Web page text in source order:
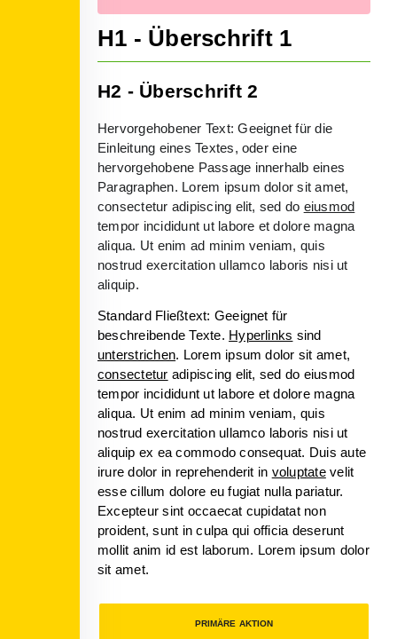
H1 - Überschrift 1
H2 - Überschrift 2
Hervorgehobener Text: Geeignet für die
Einleitung eines Textes, oder eine
hervorgehobene Passage innerhalb eines
Paragraphen. Lorem ipsum dolor sit amet,
consectetur adipiscing elit, sed do eiusmod
tempor incididunt ut labore et dolore magna
aliqua. Ut enim ad minim veniam, quis
nostrud exercitation ullamco laboris nisi ut
aliquip.
Standard Fließtext: Geeignet für
beschreibende Texte. Hyperlinks sind
unterstrichen. Lorem ipsum dolor sit amet,
consectetur adipiscing elit, sed do eiusmod
tempor incididunt ut labore et dolore magna
aliqua. Ut enim ad minim veniam, quis
nostrud exercitation ullamco laboris nisi ut
aliquip ex ea commodo consequat. Duis aute
irure dolor in reprehenderit in voluptatevelit
esse cillum dolore eu fugiat nulla pariatur.
Excepteur sint occaecat cupidatat non
proident, sunt in culpa qui officia deserunt
mollit anim id est laborum. Lorem ipsum dolor
sit amet.
PRIMÄRE AKTION